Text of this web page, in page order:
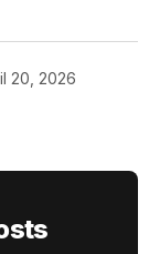
20, 2026